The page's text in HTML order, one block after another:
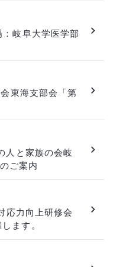
岐阜大学医学部
東海支部会「第
人と家族の会岐
ご案内
応力向上研修会
ます。